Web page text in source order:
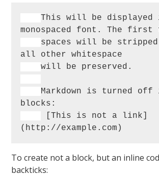
This will be displayed
spaces will be
Markdown is turned off
[This is not a link]
To create not a block, but an inline
backticks: